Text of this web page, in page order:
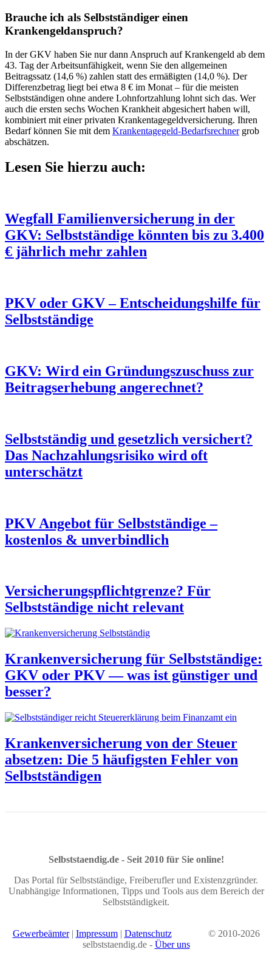
Brauche ich als Selbstständiger einen
Krankengeldanspruch?
In der GKV haben Sie nur dann Anspruch auf Krankengeld ab dem
43. Tag der Arbeitsunfähigkeit, wenn Sie den allgemeinen
Beitragssatz (14,6 %) zahlen statt des ermäßigten (14,0 %). Der
Differenzbetrag liegt bei etwa 8 € im Monat – für die meisten
Selbstständigen ohne andere Lohnfortzahlung lohnt sich das. Wer
auch die ersten sechs Wochen Krankheit abgesichert haben will,
kombiniert mit einer privaten Krankentagegeldversicherung. Ihren
Bedarf können Sie mit dem Krankentagegeld-Bedarfsrechnergrob
abschätzen.
Lesen Sie hierzu auch:
Wegfall Familienversicherung in der
GKV: Selbstständige könnten bis zu 3.400
€ jährlich mehr zahlen
PKV oder GKV – Entscheidungshilfe für
Selbstständige
GKV: Wird ein Gründungszuschuss zur
Beitragserhebung angerechnet?
Selbstständig und gesetzlich versichert?
Das Nachzahlungsrisiko wird oft
unterschätzt
PKV Angebot für Selbstständige –
kostenlos & unverbindlich
Versicherungspflichtgrenze? Für
Selbstständige nicht relevant
Krankenversicherung für Selbstständige:
GKV oder PKV — was ist günstiger und
besser?
Krankenversicherung von der Steuer
absetzen: Die 5 häufigsten Fehler von
Selbstständigen
Selbststaendig.de - Seit 2010 für Sie online!
Das Portal für Selbstständige, Freiberufler und Existenzgründer.
Unabhängige Informationen, Tipps und Tools aus dem Bereich der
Selbstständigkeit.
Gewerbeämter| Impressum| Datenschutz
© 2010-2026
selbststaendig.de - Über uns